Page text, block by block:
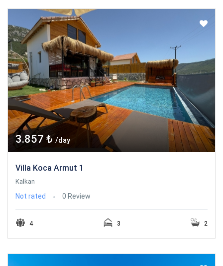
3.857 ₺ /day
Villa Koca Armut 1
Kalkan
Not rated 0 Review
4 3 2